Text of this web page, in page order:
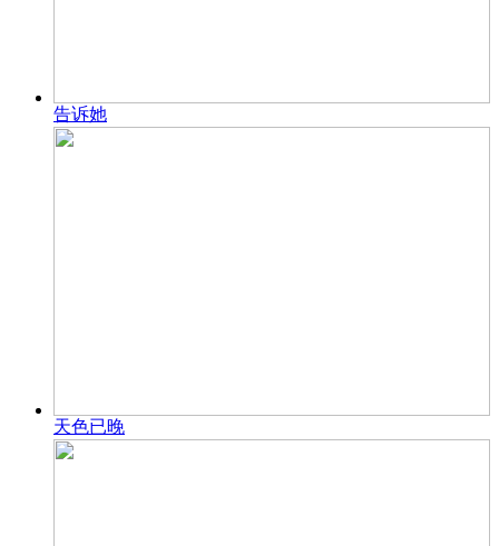
告诉她
天色已晚